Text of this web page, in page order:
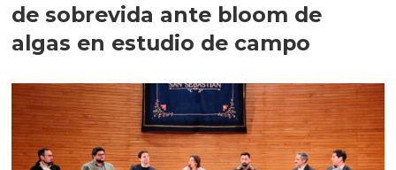
de sobrevida ante bloom de
algas en estudio de campo